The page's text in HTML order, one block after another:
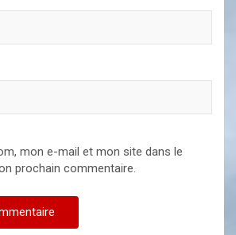
mon e-mail et mon site dans le
prochain commentaire.